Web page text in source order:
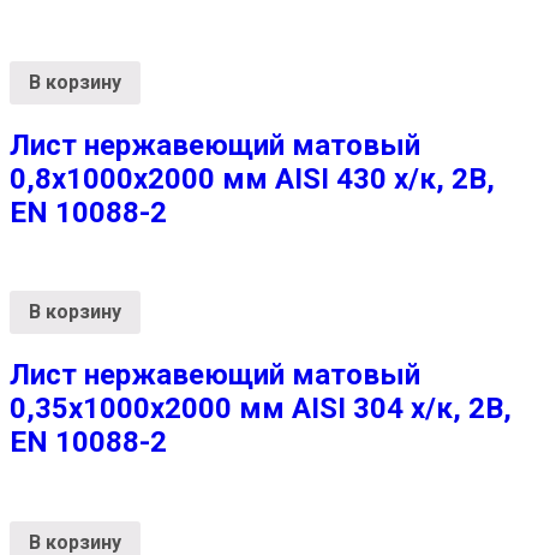
В корзину
Лист нержавеющий матовый
0,8х1000х2000 мм AISI 430 х/к, 2B,
EN 10088-2
В корзину
Лист нержавеющий матовый
0,35х1000х2000 мм AISI 304 х/к, 2B,
EN 10088-2
В корзину